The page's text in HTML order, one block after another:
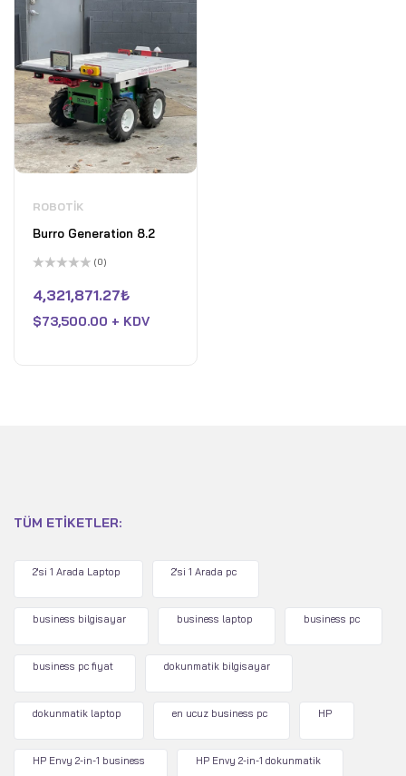
ROBOTIK
Burro Generation 8.2
üzerinden
0
aldı
(0)
4,321,871.27₺
$73,500.00 + KDV
TÜM ETIKETLER:
2'si 1 Arada Laptop 2'si 1 Arada pc
business bilgisayar business laptop business pc
business pc fiyat dokunmatik bilgisayar
dokunmatik laptop en ucuz business pc HP
HP Envy 2-in-1 business HP Envy 2-in-1 dokunmatik